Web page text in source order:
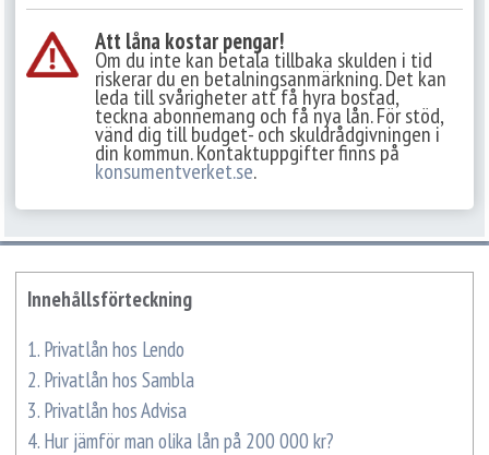
Att låna kostar pengar!
Om du inte kan betala tillbaka skulden i tid
riskerar du en betalningsanmärkning. Det kan
leda till svårigheter att få hyra bostad,
teckna abonnemang och få nya lån. För stöd,
vänd dig till budget- och skuldrådgivningen i
din kommun. Kontaktuppgifter finns på
konsumentverket.se.
Innehållsförteckning
1. Privatlån hos Lendo
2. Privatlån hos Sambla
3. Privatlån hos Advisa
4. Hur jämför man olika lån på 200 000 kr?